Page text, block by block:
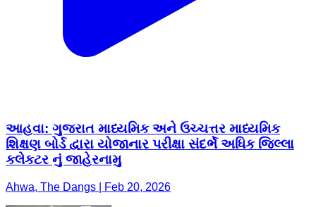
આહવા: ગુજરાત માધ્યમિક અને ઉચ્ચત્તર માધ્યમિક
શિક્ષણ બોર્ડ દ્વારા યોજાનાર પરીક્ષા સંદર્ભે અધિક જિલ્લા
કલેકટર નું જાહેરનામુ
Ahwa, The Dangs | Feb 20, 2026